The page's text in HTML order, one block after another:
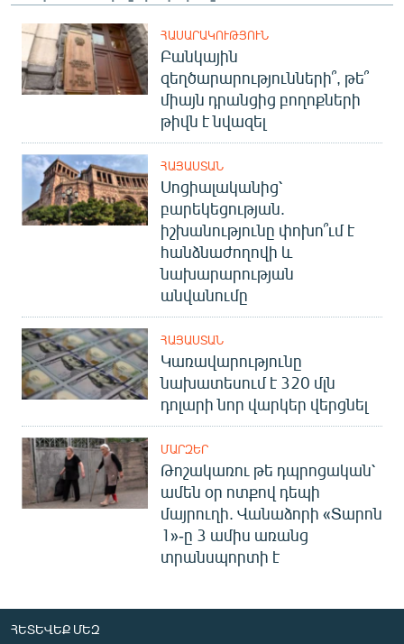
ՀԱՍԱՐԱԿՈՒԹՅՈՒՆ
Բանկային
զեղծարարությունների՞, թե՞
միայն դրանցից բողոքների
թիվն է նվազել
ՀԱՅԱՍՏԱՆ
Սոցիալականից՝
բարեկեցության.
իշխանությունը փոխո՞ւմ է
հանձնաժողովի և
նախարարության
անվանումը
ՀԱՅԱՍՏԱՆ
Կառավարությունը
նախատեսում է 320 մլն
դոլարի նոր վարկեր վերցնել
ՄԱՐԶԵՐ
Թոշակառու թե դպրոցական՝
ամեն օր ոտքով դեպի
մայրուղի. Վանաձորի «Տարոն
1»-ը 3 ամիս առանց
տրանսպորտի է
ՀԵՏԵՎԵՔ ՄԵԶ